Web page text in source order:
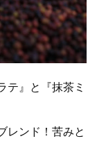
テ』と『抹茶ミ
レンド！苦みと